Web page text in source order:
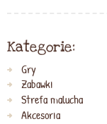
Kategorie:
Gry
Zabawki
Strefa malucha
Akcesoria